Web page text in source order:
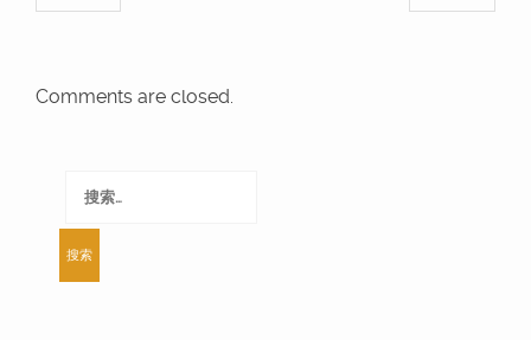
Comments are closed.
索：